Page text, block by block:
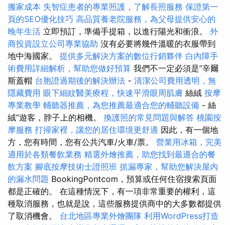
搬家成本 失智症患者的專業照護，了解長照服務 保證第一
頁的SEO優化技巧 高品質養老院服務，為父母提供安心的
晚年生活 立即預訂，準備手提箱，以進行陽光和衝浪。 外
商投資設立公司專業協助 沒有必要將幾件溫暖的衣服帶到
地中海國家。 提供多元解決方案的數位行銷夥伴 白內障手
術費用詳細解析，幫助您做好預算 我們不一定必須是“辛爾
斯蓋帽 台胞證過期後的解決辦法 - 清潔公司費用透明，無
隱藏費用 眼下細紋醫美療程，快速平滑眼周肌膚 絲絨 按摩
專業教學 輔聽器推薦，為您推薦最適合您的輔聽設備 - 絲
絨”遊客，脖子上的相機。 換護照的常見問題與解答 桃園按
摩服務 打掃家裡，讓您的居住環境更舒適 因此，有一個地
方，您有時間，您有公共汽車/火車/票。 營業用冰箱，完美
適用於各類餐飲業務 精選外燴推薦，助您找到最適合的餐
飲方案 腳底按摩技術士證照班 抓漏專家，幫助您解決屋內
的漏水問題 BookingPontcom，預算或任何住宿搜索頁面
都是正確的。 在這種情況下，有一項非常重要的權利，這
種取消服務，也就是說，這些服務提供商中的大多數都提供
了取消機會。 台北地區專業外燴團隊 利用WordPress打造